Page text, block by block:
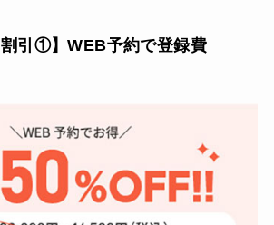
割引①】WEB予約で登録費